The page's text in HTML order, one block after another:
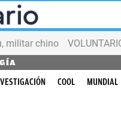
militar chino
COOL MUNDIAL